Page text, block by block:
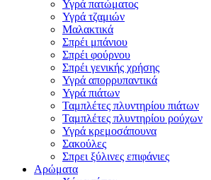
Υγρά πατώματος
Υγρά τζαμιών
Μαλακτικά
Σπρέι μπάνιου
Σπρέι φούρνου
Σπρέι γενικής χρήσης
Υγρά απορρυπαντικά
Υγρά πιάτων
Ταμπλέτες πλυντηρίου πιάτων
Ταμπλέτες πλυντηρίου ρούχων
Υγρά κρεμοσάπουνα
Σακούλες
Σπρει ξύλινες επιφάνιες
Αρώματα